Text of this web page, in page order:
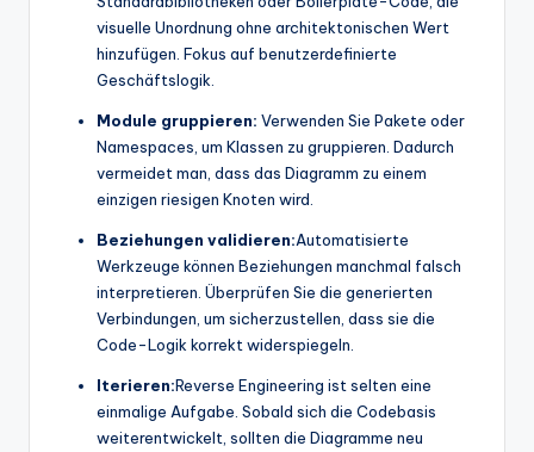
visuelle Unordnung ohne architektonischen Wert
hinzufügen. Fokus auf benutzerdefinierte
Geschäftslogik.
Module gruppieren: Verwenden Sie Pakete oder
Namespaces, um Klassen zu gruppieren. Dadurch
vermeidet man, dass das Diagramm zu einem
einzigen riesigen Knoten wird.
Beziehungen validieren:Automatisierte
Werkzeuge können Beziehungen manchmal falsch
interpretieren. Überprüfen Sie die generierten
Verbindungen, um sicherzustellen, dass sie die
Code-Logik korrekt widerspiegeln.
Iterieren:Reverse Engineering ist selten eine
einmalige Aufgabe. Sobald sich die Codebasis
weiterentwickelt, sollten die Diagramme neu